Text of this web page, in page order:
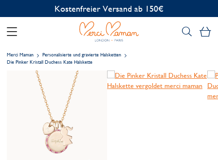
Kostenlose Personalisierung
Merci Maman
Personalisierte und gravierte Halsketten
Die Pinker Kristall Duchess Kate Halskette